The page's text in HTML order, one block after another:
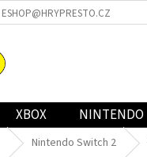
ESHOP@HRYPRESTO.CZ
XBOX NINTENDO
Nintendo Switch 2